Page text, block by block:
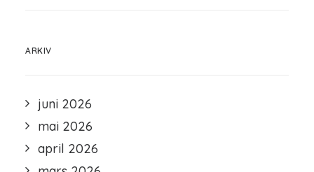
ARKIV
juni 2026
mai 2026
april 2026